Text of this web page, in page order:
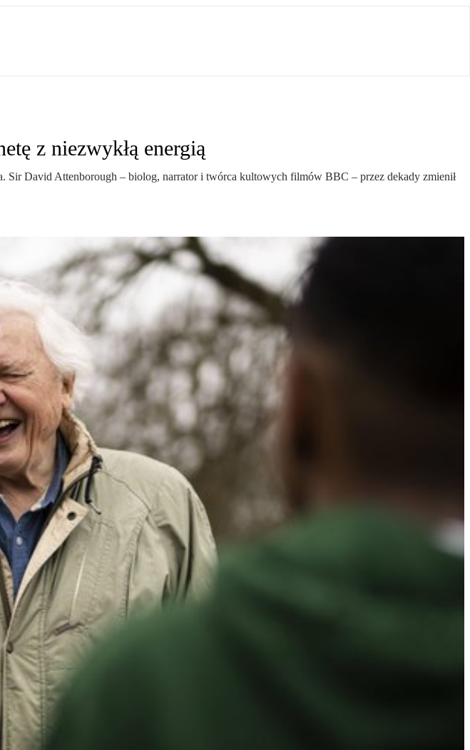
z niezwykłą energią
Sir David Attenborough – biolog, narrator i twórca kultowych filmów BBC – przez dekady zmienił